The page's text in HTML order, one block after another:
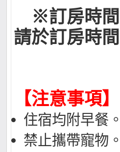
※訂房時
請於訂房時
【注意事項】
住宿均附早餐。
禁止攜帶寵物。